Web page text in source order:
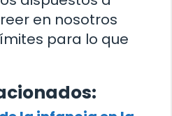
en nosotros
para lo que